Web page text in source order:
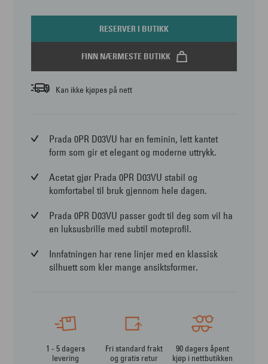
RESERVER I BUTIKK
FINN NÆRMESTE BUTIKK
Kan ikke kjøpes på nett
Prada 0PR D03VU har en feminin, lett kantet
form som gir et elegant og moderne uttrykk.
Acetat gjør Prada 0PR D03VU stabil og
komfortabel til bruk gjennom hele dagen.
Prada 0PR D03VU passer godt til deg som vil ha
en luksusbrille med subtil moteprofil.
Innfatningen har rene linjer med en klassisk
silhuett som kler mange ansiktsformer.
1 - 5 dagers
levering
Fri standard frakt
og gratis retur
90 dagers åpent
kjøp i nettbutikken